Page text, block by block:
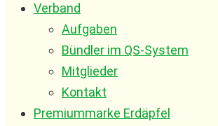
Verband
Aufgaben
Bündler im QS-System
Mitglieder
Kontakt
Premiummarke Erdäpfel